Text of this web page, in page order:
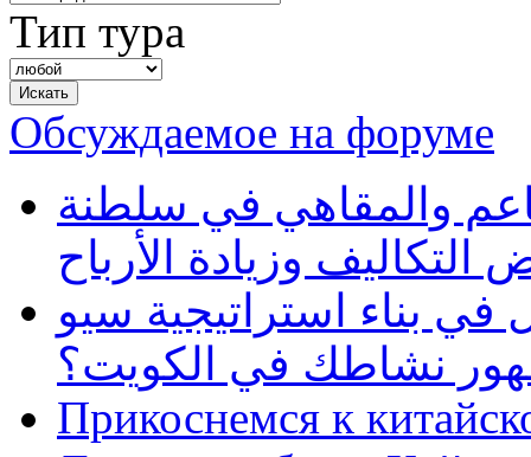
Тип тура
Обсуждаемое на форуме
والمقاهي في سلطنة
وزيادة الأرباح
بناء استراتيجية سيو
نشاطك في الكويت؟
Прикоснемся к